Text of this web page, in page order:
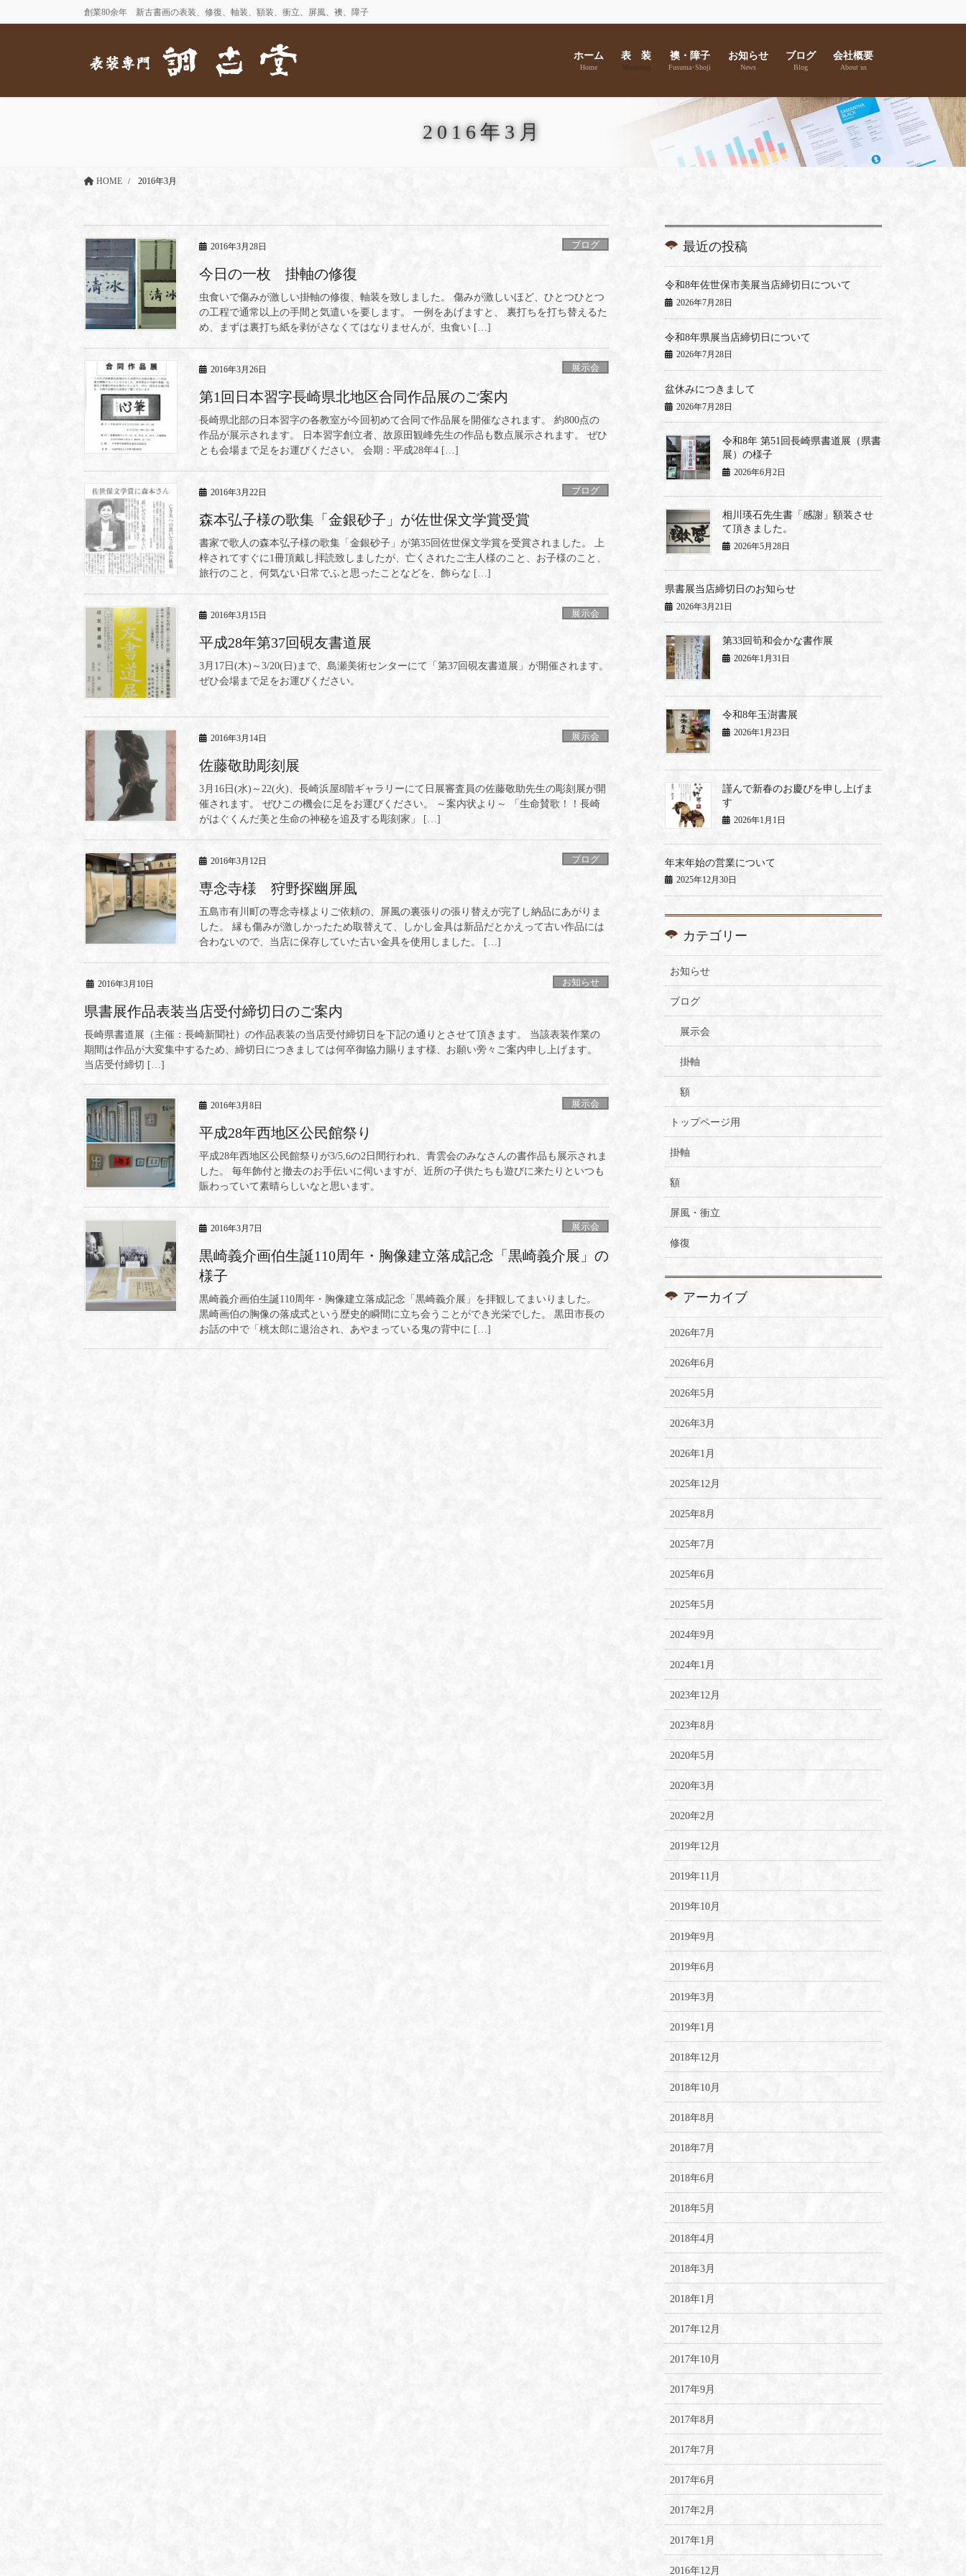
ン
ビ
創業80余年 新古書画の表装、修復、軸装、額装、衝立、屏風、襖、障子
ホーム
Home
表 装
Mounting
襖・障子
Fusuma･Shoji
お知らせ
News
ブログ
Blog
会社概要
About us
2016年3月
HOME 2016年3月
2016年3月28日 ブログ
今日の一枚 掛軸の修復
虫食いで傷みが激しい掛軸の修復、軸装を致しました。 傷みが激しいほど、ひとつひとつ
の工程で通常以上の手間と気遣いを要します。 一例をあげますと、 裏打ちを打ち替えるた
め、まずは裏打ち紙を剥がさなくてはなりませんが、虫食い […]
2016年3月26日 展示会
第1回日本習字長崎県北地区合同作品展のご案内
長崎県北部の日本習字の各教室が今回初めて合同で作品展を開催なされます。 約800点の
作品が展示されます。 日本習字創立者、故原田観峰先生の作品も数点展示されます。 ぜひ
とも会場まで足をお運びください。 会期：平成28年4 […]
2016年3月22日 ブログ
森本弘子様の歌集「金銀砂子」が佐世保文学賞受賞
書家で歌人の森本弘子様の歌集「金銀砂子」が第35回佐世保文学賞を受賞されました。 上
梓されてすぐに1冊頂戴し拝読致しましたが、亡くされたご主人様のこと、お子様のこと、
旅行のこと、何気ない日常でふと思ったことなどを、飾らな […]
2016年3月15日 展示会
平成28年第37回硯友書道展
3月17日(木)～3/20(日)まで、島瀬美術センターにて「第37回硯友書道展」が開催されます。
ぜひ会場まで足をお運びください。
2016年3月14日 展示会
佐藤敬助彫刻展
3月16日(水)～22(火)、長崎浜屋8階ギャラリーにて日展審査員の佐藤敬助先生の彫刻展が開
催されます。 ぜひこの機会に足をお運びください。 ～案内状より～ 「生命賛歌！！長崎
がはぐくんだ美と生命の神秘を追及する彫刻家」 […]
2016年3月12日 ブログ
専念寺様 狩野探幽屏風
五島市有川町の専念寺様よりご依頼の、屏風の裏張りの張り替えが完了し納品にあがりま
した。 縁も傷みが激しかったため取替えて、しかし金具は新品だとかえって古い作品には
合わないので、当店に保存していた古い金具を使用しました。 […]
2016年3月10日 お知らせ
県書展作品表装当店受付締切日のご案内
長崎県書道展（主催：長崎新聞社）の作品表装の当店受付締切日を下記の通りとさせて頂きます。 当該表装作業の
期間は作品が大変集中するため、締切日につきましては何卒御協力賜ります様、お願い旁々ご案内申し上げます。
当店受付締切 […]
2016年3月8日 展示会
平成28年西地区公民館祭り
平成28年西地区公民館祭りが3/5,6の2日間行われ、青雲会のみなさんの書作品も展示されま
した。 毎年飾付と撤去のお手伝いに伺いますが、近所の子供たちも遊びに来たりといつも
賑わっていて素晴らしいなと思います。
2016年3月7日 展示会
黒崎義介画伯生誕110周年・胸像建立落成記念「黒崎義介展」の
様子
黒崎義介画伯生誕110周年・胸像建立落成記念「黒崎義介展」を拝観してまいりました。
黒崎画伯の胸像の落成式という歴史的瞬間に立ち会うことができ光栄でした。 黒田市長の
お話の中で「桃太郎に退治され、あやまっている鬼の背中に […]
最近の投稿
令和8年佐世保市美展当店締切日について
2026年7月28日
令和8年県展当店締切日について
2026年7月28日
盆休みにつきまして
2026年7月28日
令和8年 第51回長崎県書道展（県書
展）の様子
2026年6月2日
相川瑛石先生書「感謝」額装させ
て頂きました。
2026年5月28日
県書展当店締切日のお知らせ
2026年3月21日
第33回筍和会かな書作展
2026年1月31日
令和8年玉澍書展
2026年1月23日
謹んで新春のお慶びを申し上げま
す
2026年1月1日
年末年始の営業について
2025年12月30日
カテゴリー
お知らせ
ブログ
展示会
掛軸
額
トップページ用
掛軸
額
屏風・衝立
修復
アーカイブ
2026年7月
2026年6月
2026年5月
2026年3月
2026年1月
2025年12月
2025年8月
2025年7月
2025年6月
2025年5月
2024年9月
2024年1月
2023年12月
2023年8月
2020年5月
2020年3月
2020年2月
2019年12月
2019年11月
2019年10月
2019年9月
2019年6月
2019年3月
2019年1月
2018年12月
2018年10月
2018年8月
2018年7月
2018年6月
2018年5月
2018年4月
2018年3月
2018年1月
2017年12月
2017年10月
2017年9月
2017年8月
2017年7月
2017年6月
2017年2月
2017年1月
2016年12月